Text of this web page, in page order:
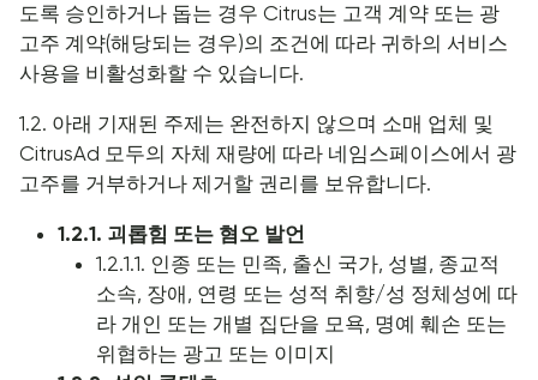
도록 승인하거나 돕는 경우 Citrus는 고객 계약 또는 광
고주 계약(해당되는 경우)의 조건에 따라 귀하의 서비스
사용을 비활성화할 수 있습니다.
1.2. 아래 기재된 주제는 완전하지 않으며 소매 업체 및
CitrusAd 모두의 자체 재량에 따라 네임스페이스에서 광
고주를 거부하거나 제거할 권리를 보유합니다.
1.2.1. 괴롭힘 또는 혐오 발언
1.2.1.1. 인종 또는 민족, 출신 국가, 성별, 종교적
소속, 장애, 연령 또는 성적 취향/성 정체성에 따
라 개인 또는 개별 집단을 모욕, 명예 훼손 또는
위협하는 광고 또는 이미지